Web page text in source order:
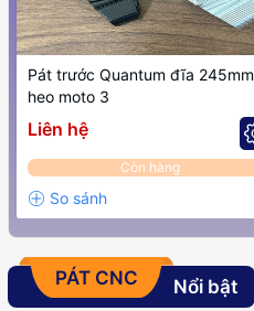
Pát trước Quantum đĩa 245mm
heo moto 3
Liên hệ
Còn hàng
PÁT CNC Nổi bật